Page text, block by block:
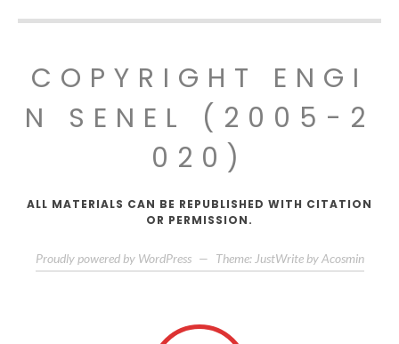
COPYRIGHT ENGI
N SENEL (2005-2
020)
ALL MATERIALS CAN BE REPUBLISHED WITH CITATION
OR PERMISSION.
Proudly powered by WordPress — Theme: JustWrite by Acosmin